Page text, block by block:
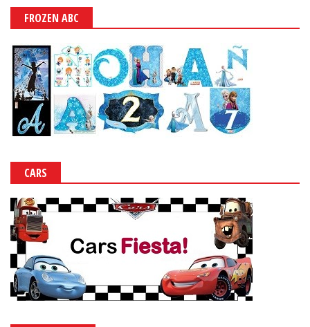
FROZEN ABC
CARS